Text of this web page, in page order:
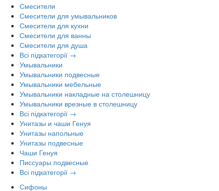
Смесители
Смесители для умывальников
Смесители для кухни
Смесители для ванны
Смесители для душа
Всі підкатегорії →
Умывальники
Умывальники подвесные
Умывальники мебельные
Умывальники накладные на столешницу
Умывальники врезные в столешницу
Всі підкатегорії →
Унитазы и чаши Генуя
Унитазы напольные
Унитазы подвесные
Чаши Генуя
Писсуары подвесные
Всі підкатегорії →
Сифоны